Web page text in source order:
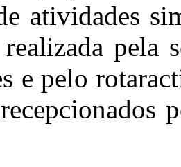
atividades
pela
e pelo